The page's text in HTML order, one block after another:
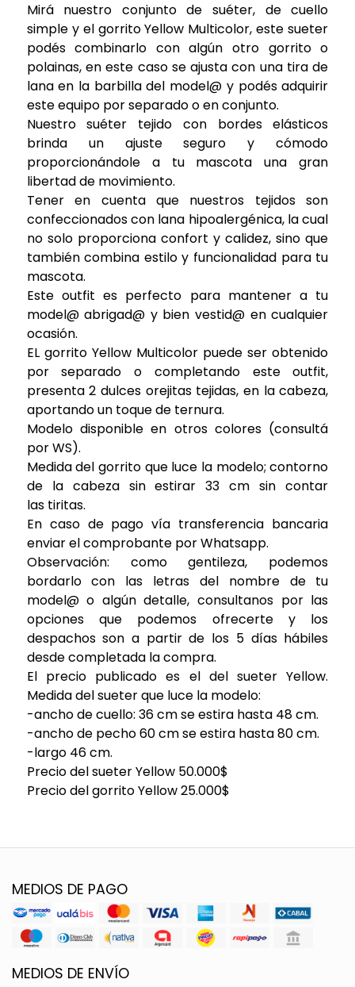
Mirá nuestro conjunto de suéter, de cuello
simple y el gorrito Yellow Multicolor, este sueter
podés combinarlo con algún otro gorrito o
polainas, en este caso se ajusta con una tira de
lana en la barbilla del model@ y podés adquirir
este equipo por separado o en conjunto.
Nuestro suéter tejido con bordes elásticos
brinda un ajuste seguro y cómodo
proporcionándole a tu mascota una gran
libertad de movimiento.
Tener en cuenta que nuestros tejidos son
confeccionados con lana hipoalergénica, la cual
no solo proporciona confort y calidez, sino que
también combina estilo y funcionalidad para tu
mascota.
Este outfit es perfecto para mantener a tu
model@ abrigad@ y bien vestid@ en cualquier
ocasión.
EL gorrito Yellow Multicolor puede ser obtenido
por separado o completando este outfit,
presenta 2 dulces orejitas tejidas, en la cabeza,
aportando un toque de ternura.
Modelo disponible en otros colores (consultá
por WS).
Medida del gorrito que luce la modelo; contorno
de la cabeza sin estirar 33 cm sin contar
las tiritas.
En caso de pago vía transferencia bancaria
enviar el comprobante por Whatsapp.
Observación: como gentileza, podemos
bordarlo con las letras del nombre de tu
model@ o algún detalle, consultanos por las
opciones que podemos ofrecerte y los
despachos son a partir de los 5 días hábiles
desde completada la compra.
El precio publicado es el del sueter Yellow.
Medida del sueter que luce la modelo:
-ancho de cuello: 36 cm se estira hasta 48 cm.
-ancho de pecho 60 cm se estira hasta 80 cm.
-largo 46 cm.
Precio del sueter Yellow 50.000$
Precio del gorrito Yellow 25.000$
MEDIOS DE PAGO
MEDIOS DE ENVÍO